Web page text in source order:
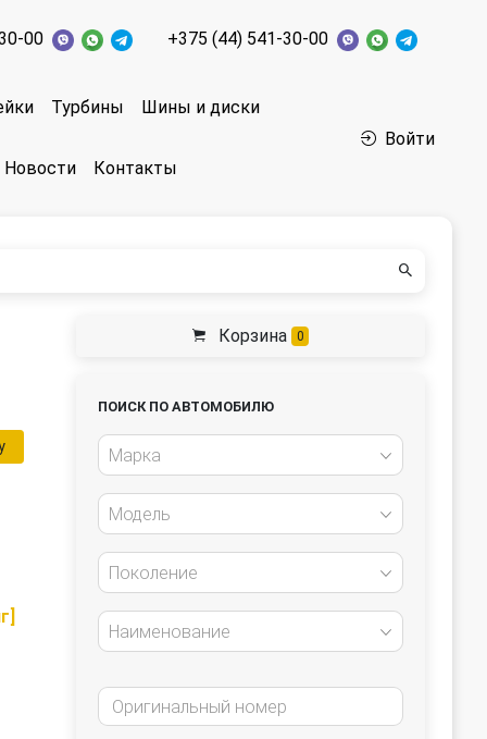
00 +375 (44) 541-30-00
Турбины Шины и диски
Новости Контакты
Войти
Корзина 0
ПОИСК ПО АВТОМОБИЛЮ
Марка
Модель
Поколение
Наименование